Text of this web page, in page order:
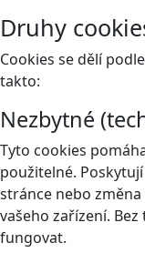
Druhy
Cookies se dělí
takto:
Nezbytné
Tyto cookies
použitelné.
stránce nebo
vašeho zařízení.
fungovat.